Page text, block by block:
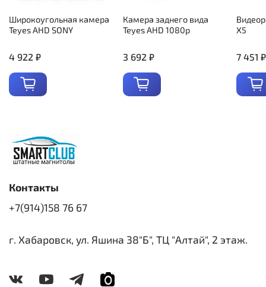
Широкоугольная камера
Teyes AHD SONY
4 922 ₽
Камера заднего вида
Teyes AHD 1080p
3 692 ₽
X5
7 451 ₽
Контакты
+7(914)158 76 67
г. Хабаровск, ул. Яшина 38"Б", ТЦ "Алтай", 2 этаж.